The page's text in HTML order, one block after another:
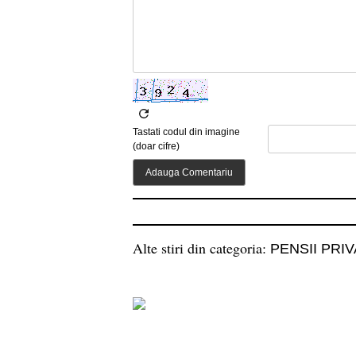
Tastati codul din imagine
(doar cifre)
Alte stiri din categoria: PENSII